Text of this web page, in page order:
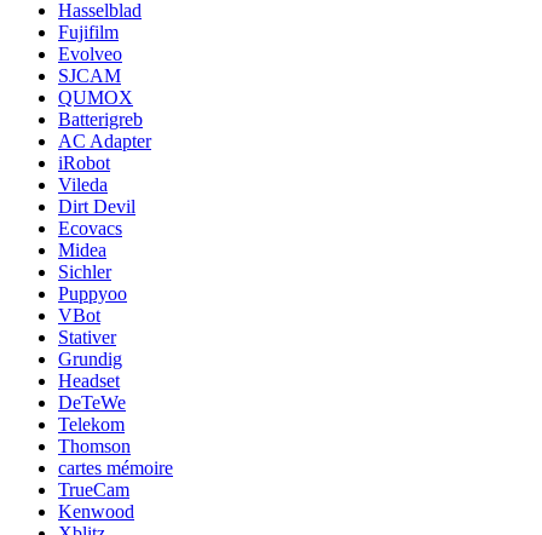
Hasselblad
Fujifilm
Evolveo
SJCAM
QUMOX
Batterigreb
AC Adapter
iRobot
Vileda
Dirt Devil
Ecovacs
Midea
Sichler
Puppyoo
VBot
Stativer
Grundig
Headset
DeTeWe
Telekom
Thomson
cartes mémoire
TrueCam
Kenwood